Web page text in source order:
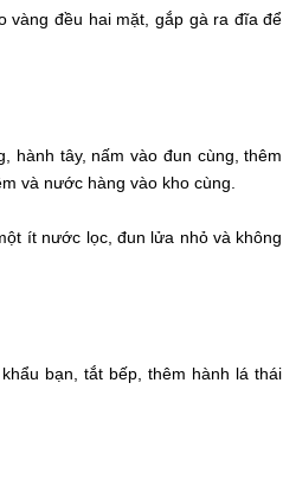
vàng đều hai mặt, gắp gà ra đĩa để
hành tây, nấm vào đun cùng, thêm
và nước hàng vào kho cùng.
ít nước lọc, đun lửa nhỏ và không
bạn, tắt bếp, thêm hành lá thái